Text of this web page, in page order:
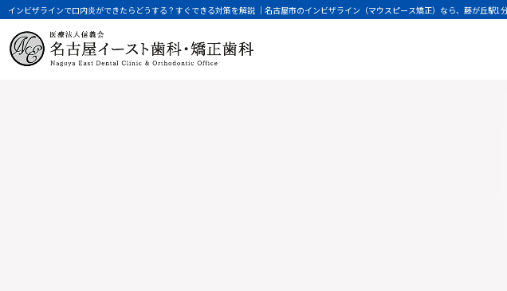
インビザラインで口内炎ができたらどうする？すぐできる対策を解説 │名古屋市のインビザライン（マウスピース矯正）なら、藤が丘駅1
矯正治療の流れ